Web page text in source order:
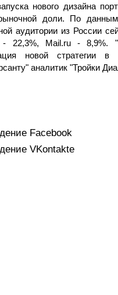
нового дизайна
доли. По
аудитории из России
- 22,3%, Mail.ru - 8,9%.
новой стратегии в
аналитик "Тройки
Facebook
VKontakte